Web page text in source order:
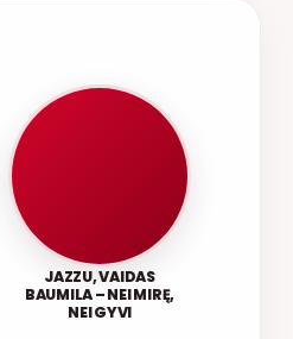
JAZZU, VAIDAS
BAUMILA – NEI MIRĘ,
NEI GYVI